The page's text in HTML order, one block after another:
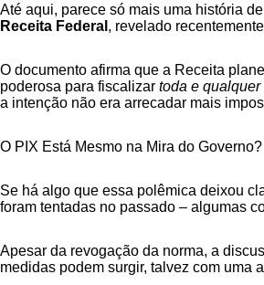
Até aqui, parece só mais uma história
Receita Federal , revelado
O documento afirma que a Receita
poderosa para fiscalizar toda e
a intenção não era arrecadar mais
O PIX Está Mesmo na Mira do Governo?
Se há algo que essa polêmica deixou
foram tentadas no passado – algumas
Apesar da revogação da norma, a
medidas podem surgir, talvez com uma